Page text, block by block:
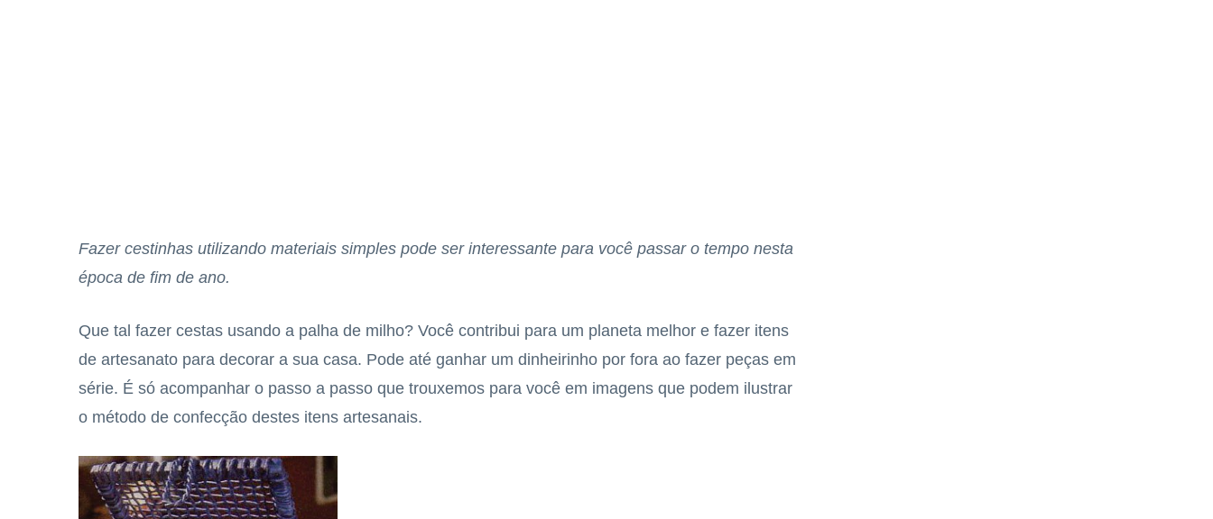
Fazer cestinhas utilizando materiais simples pode ser interessante para você passar o tempo nesta
época de fim de ano.
Que tal fazer cestas usando a palha de milho? Você contribui para um planeta melhor e fazer itens
de artesanato para decorar a sua casa. Pode até ganhar um dinheirinho por fora ao fazer peças em
série. É só acompanhar o passo a passo que trouxemos para você em imagens que podem ilustrar
o método de confecção destes itens artesanais.